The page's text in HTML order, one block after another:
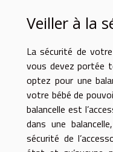
Veiller à la
La sécurité de
vous devez portée
optez pour une
votre bébé de
balancelle est
dans une
sécurité de